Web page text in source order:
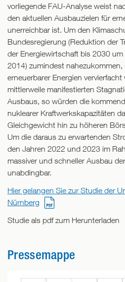
vorliegende FAU-Analyse weist
den aktuellen Ausbauzielen für
unerreichbar ist. Um den
Bundesregierung (Reduktion der
der Energiewirtschaft bis 2030
2014) zumindest
erneuerbarer Energien
mittlerweile manifestierten
Ausbaus, so würden die
nuklearer Kraftwerkskapazitäten
Gleichgewicht hin zu höheren
Um die daraus zu erwartenden
den Jahren 2022 und 2023 im
massiver und schneller Ausbau
unabdingbar.
Hier gelangen Sie zur Studie der
Nürnberg
Studie als pdf zum Herunterladen
Pressemappe